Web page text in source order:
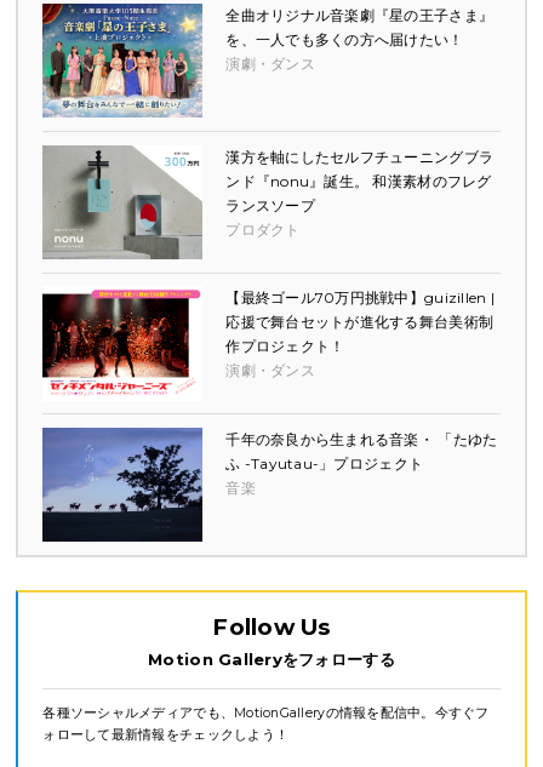
全曲オリジナル音楽劇『星の王子さま』
を、一人でも多くの方へ届けたい！
演劇・ダンス
漢方を軸にしたセルフチューニングブラ
ンド『nonu』誕生。 和漢素材のフレグ
ランスソープ
プロダクト
【最終ゴール70万円挑戦中】guizillen |
応援で舞台セットが進化する舞台美術制
作プロジェクト！
演劇・ダンス
千年の奈良から生まれる音楽・ 「たゆた
ふ -Tayutau-」プロジェクト
音楽
Follow Us
Motion Galleryをフォローする
各種ソーシャルメディアでも、MotionGalleryの情報を配信中。今すぐフ
ォローして最新情報をチェックしよう！